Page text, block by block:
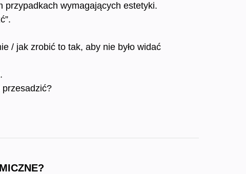
przypadkach wymagających estetyki.
/ jak zrobić to tak, aby nie było widać
przesadzić?